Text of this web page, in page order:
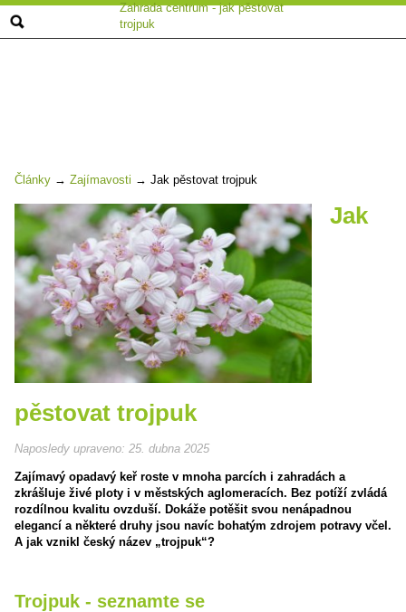
Zahrada centrum - jak pěstovat
trojpuk
Články → Zajímavosti → Jak pěstovat trojpuk
Jak
pěstovat trojpuk
Naposledy upraveno: 25. dubna 2025
Zajímavý opadavý keř roste v mnoha parcích i zahradách a
zkrášluje živé ploty i v městských aglomeracích. Bez potíží zvládá
rozdílnou kvalitu ovzduší. Dokáže potěšit svou nenápadnou
elegancí a některé druhy jsou navíc bohatým zdrojem potravy včel.
A jak vznikl český název „trojpuk“?
Trojpuk - seznamte se